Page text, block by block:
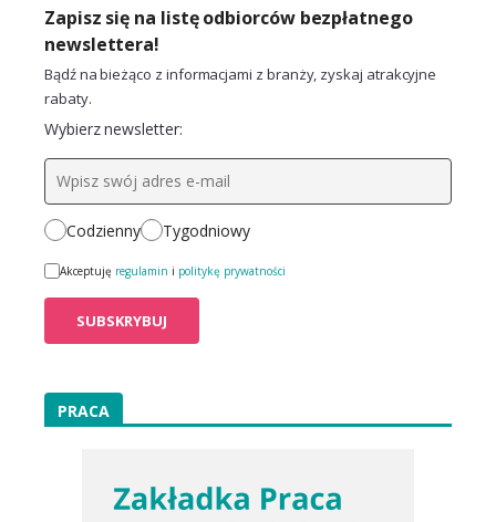
Zapisz się na listę odbiorców bezpłatnego
newslettera!
Bądź na bieżąco z informacjami z branży, zyskaj atrakcyjne
rabaty.
Wybierz newsletter:
Codzienny Tygodniowy
Akceptuję regulamin i politykę prywatności
PRACA